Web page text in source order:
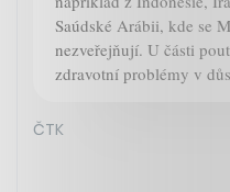
Saúdské Arábii, kde se
nezveřejňují. U části
zdravotní problémy v
ČTK